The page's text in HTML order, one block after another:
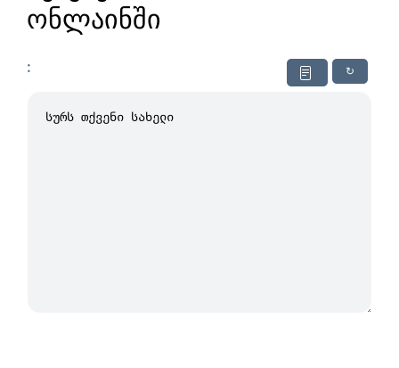
ონლაინში
↻
: